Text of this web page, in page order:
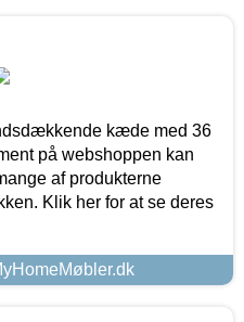
kæde med 36
på webshoppen kan
af produkterne
Klik her for at se deres